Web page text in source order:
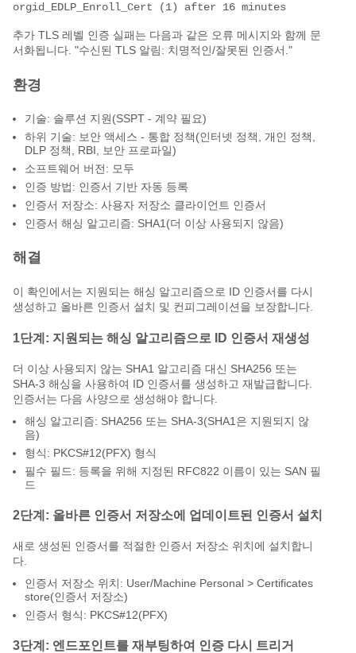
orgid_EDLP_Enroll_Cert (1) after 16 minutes
추가 TLS 레벨 인증 실패는 다음과 같은 오류 메시지와 함께 문
서화됩니다. "수신된 TLS 알림: 치명적인/잘못된 인증서."
환경
기술: 솔루션 지원(SSPT - 계약 필요)
하위 기술: 보안 액세스 - 통합 정책(인터넷 정책, 개인 정책,
DLP 정책, RBI, 보안 프로파일)
소프트웨어 버전: 모두
인증 방법: 인증서 기반 자동 등록
인증서 저장소: 사용자 저장소 클라이언트 인증서
인증서 해싱 알고리즘: SHA1(더 이상 사용되지 않음)
해결
이 확인에서는 지원되는 해싱 알고리즘으로 ID 인증서를 다시
생성하고 올바른 인증서 설치 및 컨피그레이션을 보장합니다.
1단계: 지원되는 해싱 알고리즘으로 ID 인증서 재생성
더 이상 사용되지 않는 SHA1 알고리즘 대신 SHA256 또는
SHA-3 해싱을 사용하여 ID 인증서를 생성하고 재발급합니다.
인증서는 다음 사양으로 생성해야 합니다.
해싱 알고리즘: SHA256 또는 SHA-3(SHA1은 지원되지 않
음)
형식: PKCS#12(PFX) 형식
필수 필드: 등록을 위해 지정된 RFC822 이름이 있는 SAN 필
드
2단계: 올바른 인증서 저장소에 업데이트된 인증서 설치
새로 생성된 인증서를 적절한 인증서 저장소 위치에 설치합니
다.
인증서 저장소 위치: User/Machine Personal > Certificates
store(인증서 저장소)
인증서 형식: PKCS#12(PFX)
3단계: 엔드포인트를 재부팅하여 인증 다시 트리거